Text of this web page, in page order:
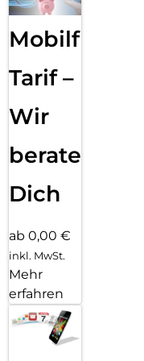
Mobilfunk
Tarif –
Wir
beraten
Dich
ab 0,00 €
inkl. MwSt.
Mehr
erfahren